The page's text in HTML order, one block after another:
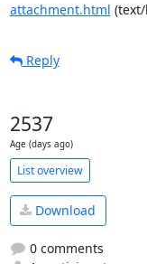
attachment.html
Reply
2537
Age (days ago)
List overview
Download
0 comments